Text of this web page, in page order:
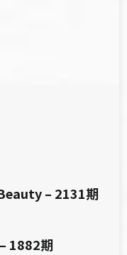
– 2131期
1882期